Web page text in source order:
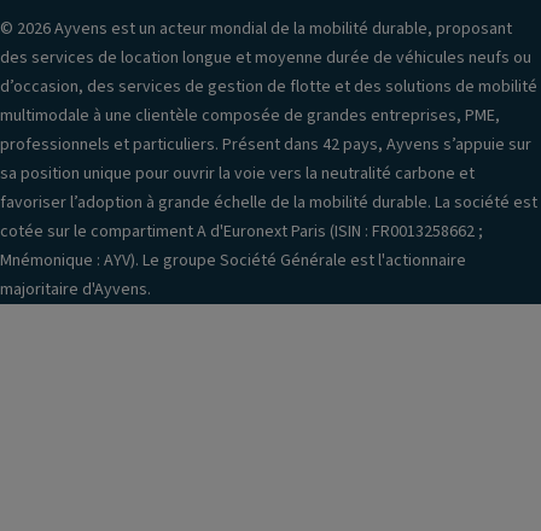
© 2026 Ayvens est un acteur mondial de la mobilité durable, proposant
des services de location longue et moyenne durée de véhicules neufs ou
d’occasion, des services de gestion de flotte et des solutions de mobilité
multimodale à une clientèle composée de grandes entreprises, PME,
professionnels et particuliers. Présent dans 42 pays, Ayvens s’appuie sur
sa position unique pour ouvrir la voie vers la neutralité carbone et
favoriser l’adoption à grande échelle de la mobilité durable. La société est
cotée sur le compartiment A d'Euronext Paris (ISIN : FR0013258662 ;
Mnémonique : AYV). Le groupe Société Générale est l'actionnaire
majoritaire d'Ayvens.